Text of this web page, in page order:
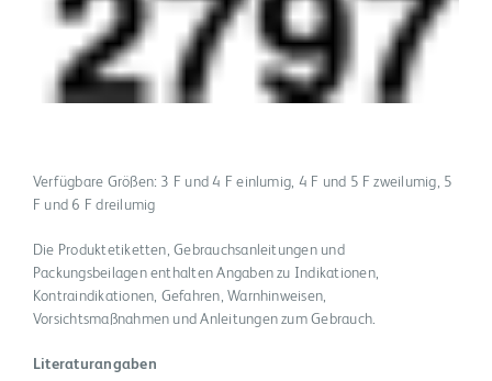
Verfügbare Größen: 3 F und 4 F einlumig, 4 F und 5 F zweilumig, 5
F und 6 F dreilumig
Die Produktetiketten, Gebrauchsanleitungen und
Packungsbeilagen enthalten Angaben zu Indikationen,
Kontraindikationen, Gefahren, Warnhinweisen,
Vorsichtsmaßnahmen und Anleitungen zum Gebrauch.
Literaturangaben